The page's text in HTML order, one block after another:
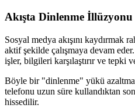
Akışta Dinlenme İllüzyonu
Sosyal medya akışını kaydırmak
aktif şekilde çalışmaya devam
işler, bilgileri karşılaştırır ve tepki
Böyle bir "dinlenme" yükü
telefonu uzun süre kullandıktan
hissedilir.